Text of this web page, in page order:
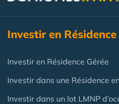
Investir en Résidence
Investir en Résidence Gérée
Investir dans une Résidence
Investir dans un lot LMNP